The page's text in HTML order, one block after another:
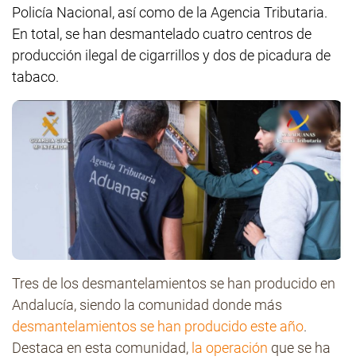
Policía Nacional, así como de la Agencia Tributaria.
En total, se han desmantelado cuatro centros de
producción ilegal de cigarrillos y dos de picadura de
tabaco.
Tres de los desmantelamientos se han producido en
Andalucía, siendo la comunidad donde más
desmantelamientos se han producido este año.
Destaca en esta comunidad, la operación que se ha